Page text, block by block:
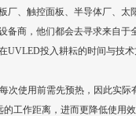
厂、触控面板、半导体厂、
备商，他们都会去寻求来自
UVLED投入耕耘的时间与技
次使用前需先预热，因此实
工作距离，进而更降低使用